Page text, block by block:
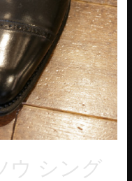
ウ シング